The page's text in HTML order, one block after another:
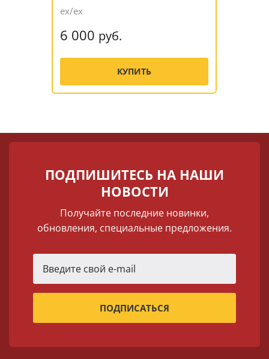
ex/ex
6 000 руб.
КУПИТЬ
ПОДПИШИТЕСЬ НА НАШИ
НОВОСТИ
Получайте последние новинки,
обновления, специальные предложения.